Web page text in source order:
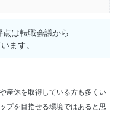
は転職会議から
ます。
産休を取得している方も多くい
プを目指せる環境ではあると思